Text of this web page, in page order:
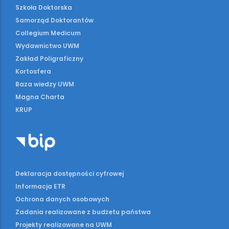
Szkoła Doktorska
Samorząd Doktorantów
Collegium Medicum
Wydawnictwo UWM
Zakład Poligraficzny
Kortosfera
Baza wiedzy UWM
Magna Charta
KRUP
Deklaracja dostępności cyfrowej
Informacja ETR
Ochrona danych osobowych
Zadania realizowane z budżetu państwa
Projekty realizowane na UWM